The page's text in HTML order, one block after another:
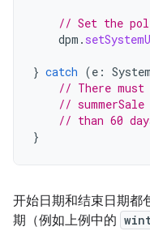
// Set the
dpm .
} catch (e :
// There must
//
// than 60
}
开始日期和结束日期都
期（例如上例中的